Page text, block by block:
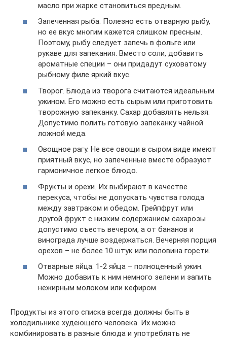
масло при жарке становиться вредным.
Запеченная рыба. Полезно есть отварную рыбу,
но ее вкус многим кажется слишком пресным.
Поэтому, рыбу следует запечь в фольге или
рукаве для запекания. Вместо соли, добавить
ароматные специи – они придадут суховатому
рыбному филе яркий вкус.
Творог. Блюда из творога считаются идеальным
ужином. Его можно есть сырым или приготовить
творожную запеканку. Сахар добавлять нельзя.
Допустимо полить готовую запеканку чайной
ложной меда.
Овощное рагу. Не все овощи в сыром виде имеют
приятный вкус, но запеченные вместе образуют
гармоничное легкое блюдо.
Фрукты и орехи. Их выбирают в качестве
перекуса, чтобы не допускать чувства голода
между завтраком и обедом. Грейпфрут или
другой фрукт с низким содержанием сахарозы
допустимо съесть вечером, а от бананов и
винограда лучше воздержаться. Вечерняя порция
орехов – не более 10 штук или половина горсти.
Отварные яйца. 1-2 яйца – полноценный ужин.
Можно добавить к ним немного зелени и запить
нежирным молоком или кефиром.
Продукты из этого списка всегда должны быть в
холодильнике худеющего человека. Их можно
комбинировать в разные блюда и употреблять не